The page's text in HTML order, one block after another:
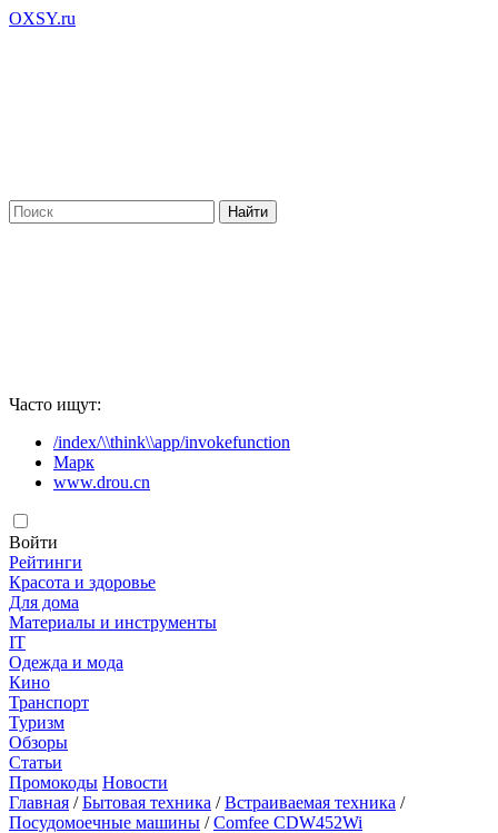
OXSY.ru
Часто ищут:
/index/\\think\\app/invokefunction
Марк
www.drou.cn
Войти
Рейтинги
Красота и здоровье
Для дома
Материалы и инструменты
IT
Одежда и мода
Кино
Транспорт
Туризм
Обзоры
Статьи
Промокоды Новости
Главная /Бытовая техника /Встраиваемая техника /
Посудомоечные машины /Comfee CDW452Wi